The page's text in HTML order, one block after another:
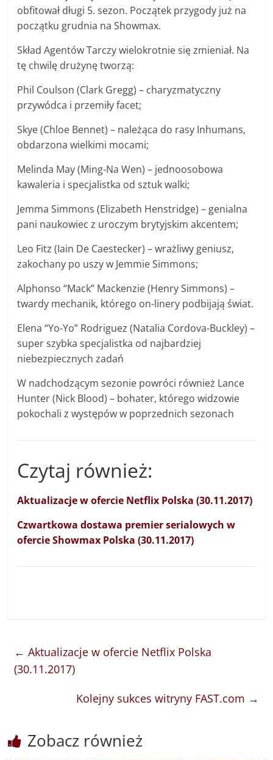
obfitował długi 5. sezon. Początek przygody już na
początku grudnia na Showmax.
Skład Agentów Tarczy wielokrotnie się zmieniał. Na
tę chwilę drużynę tworzą:
Phil Coulson (Clark Gregg) – charyzmatyczny
przywódca i przemiły facet;
Skye (Chloe Bennet) – należąca do rasy Inhumans,
obdarzona wielkimi mocami;
Melinda May (Ming-Na Wen) – jednoosobowa
kawaleria i specjalistka od sztuk walki;
Jemma Simmons (Elizabeth Henstridge) – genialna
pani naukowiec z uroczym brytyjskim akcentem;
Leo Fitz (Iain De Caestecker) – wrażliwy geniusz,
zakochany po uszy w Jemmie Simmons;
Alphonso “Mack” Mackenzie (Henry Simmons) –
twardy mechanik, którego on-linery podbijają świat.
Elena “Yo-Yo” Rodriguez (Natalia Cordova-Buckley) –
super szybka specjalistka od najbardziej
niebezpiecznych zadań
W nadchodzącym sezonie powróci również Lance
Hunter (Nick Blood) – bohater, którego widzowie
pokochali z występów w poprzednich sezonach
Czytaj również:
Aktualizacje w ofercie Netflix Polska (30.11.2017)
Czwartkowa dostawa premier serialowych w
ofercie Showmax Polska (30.11.2017)
← Aktualizacje w ofercie Netflix Polska
(30.11.2017)
Kolejny sukces witryny FAST.com →
Zobacz również